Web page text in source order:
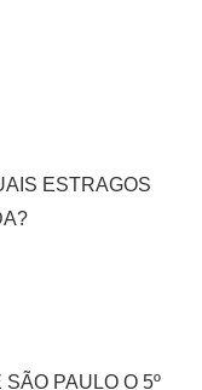
ESTRAGOS
PAULO O 5º